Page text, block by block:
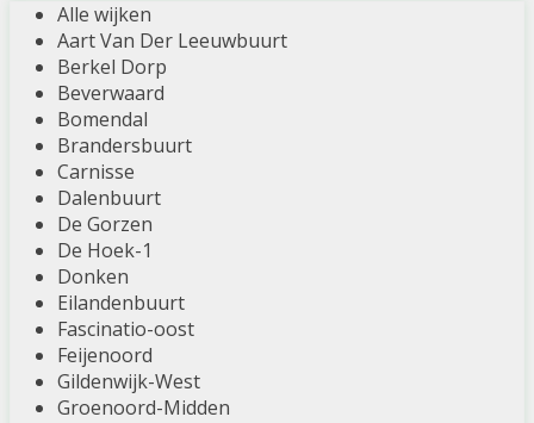
Alle wijken
Aart Van Der Leeuwbuurt
Berkel Dorp
Beverwaard
Bomendal
Brandersbuurt
Carnisse
Dalenbuurt
De Gorzen
De Hoek-1
Donken
Eilandenbuurt
Fascinatio-oost
Feijenoord
Gildenwijk-West
Groenoord-Midden